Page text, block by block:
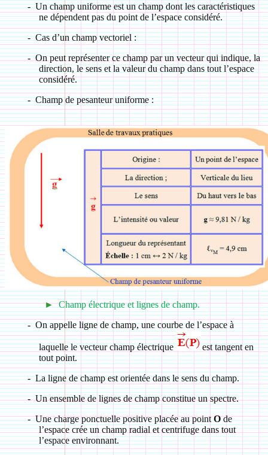
- Un champ uniforme est un champ dont les caractéristiques
ne dépendent pas du point de l’espace considéré.
- Cas d’un champ vectoriel :
- On peut représenter ce champ par un vecteur qui indique, la
direction, le sens et la valeur du champ dans tout l’espace
considéré.
- Champ de pesanteur uniforme :
► Champ électrique et lignes de champ.
- On appelle ligne de champ, une courbe de l’espace à
laquelle le vecteur champ électrique
est tangent en
tout point.
- La ligne de champ est orientée dans le sens du champ.
- Un ensemble de lignes de champ constitue un spectre.
- Une charge ponctuelle positive placée au pointOde
l’espace crée un champ radial et centrifuge dans tout
l’espace environnant.